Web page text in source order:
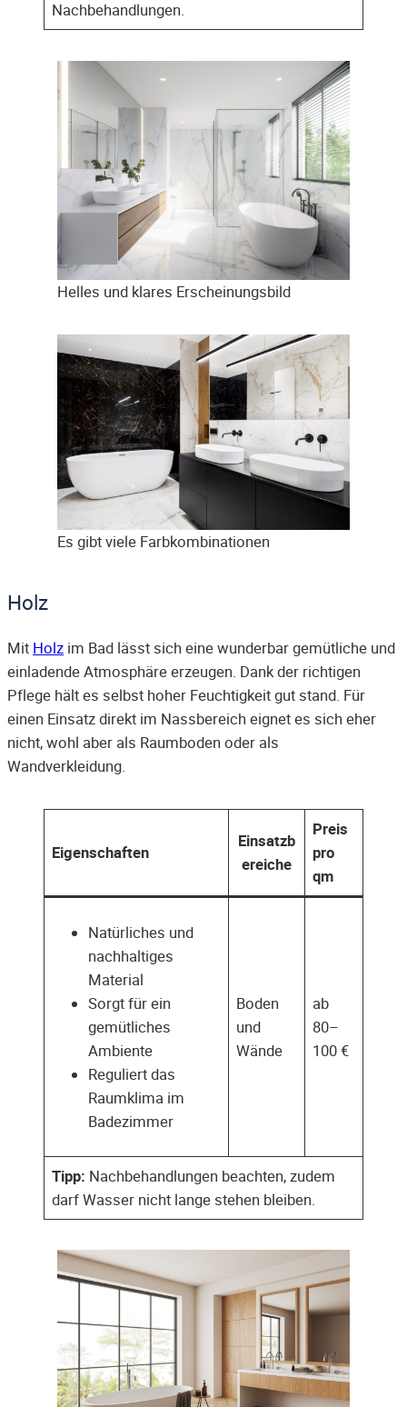
Nachbehandlungen.
Helles und klares Erscheinungsbild
Es gibt viele Farbkombinationen
Holz
Mit Holz im Bad lässt sich eine wunderbar gemütliche und
einladende Atmosphäre erzeugen. Dank der richtigen
Pflege hält es selbst hoher Feuchtigkeit gut stand. Für
einen Einsatz direkt im Nassbereich eignet es sich eher
nicht, wohl aber als Raumboden oder als
Wandverkleidung.
Eigenschaften
Einsatzb
ereiche
Preis
pro
qm
Natürliches und
nachhaltiges
Material
Sorgt für ein
gemütliches
Ambiente
Reguliert das
Raumklima im
Badezimmer
Boden
und
Wände
ab
80–
100 €
Tipp: Nachbehandlungen beachten, zudem
darf Wasser nicht lange stehen bleiben.